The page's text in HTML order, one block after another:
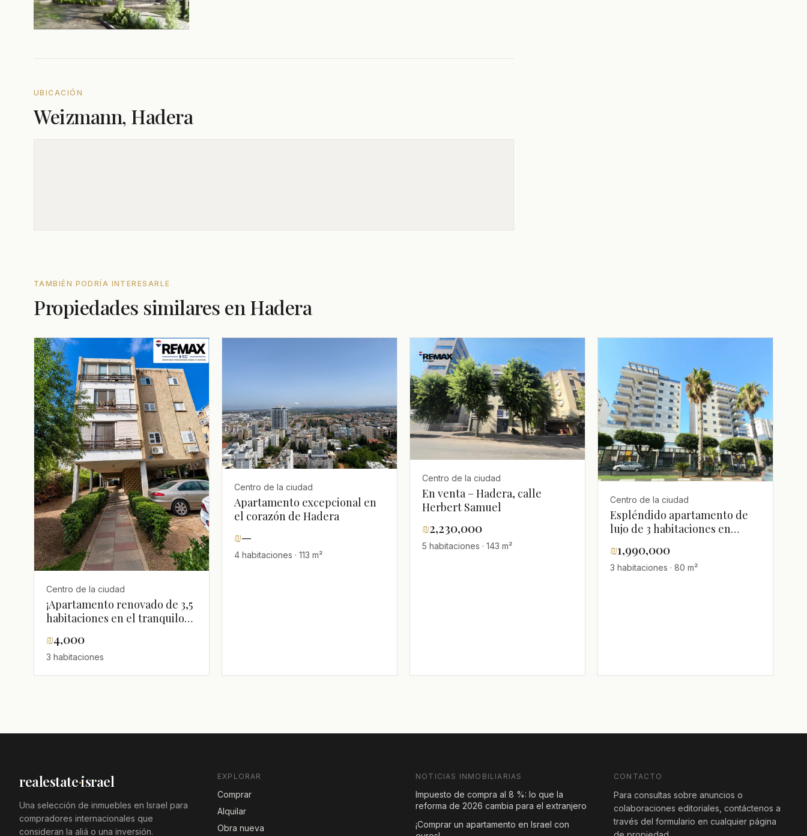
UBICACIÓN
Weizmann, Hadera
TAMBIÉN PODRÍA INTERESARLE
Propiedades similares en Hadera
Centro de la ciudad
¡Apartamento renovado de 3,5
habitaciones en el tranquilo
₪4,000
3 habitaciones
Centro de la ciudad
Apartamento excepcional en
el corazón de Hadera
₪—
4 habitaciones · 113 m²
Centro de la ciudad
En venta – Hadera, calle
Herbert Samuel
₪2,230,000
5 habitaciones · 143 m²
Centro de la ciudad
Espléndido apartamento de
lujo de 3 habitaciones en
₪1,990,000
3 habitaciones · 80 m²
realestate·israel
Una selección de inmuebles en Israel para
compradores internacionales que
consideran la aliá o una inversión.
EXPLORAR
Comprar
Alquilar
Obra nueva
NOTICIAS INMOBILIARIAS
Impuesto de compra al 8 %: lo que la
reforma de 2026 cambia para el extranjero
¡Comprar un apartamento en Israel con
CONTACTO
Para consultas sobre anuncios o
colaboraciones editoriales, contáctenos a
través del formulario en cualquier página